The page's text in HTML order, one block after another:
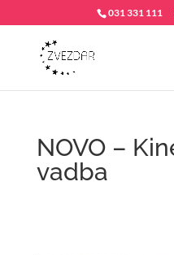
031 331 111
NOVO –
vadba